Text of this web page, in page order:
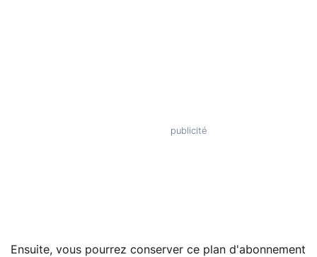
Ensuite, vous pourrez conserver ce plan d'abonnement